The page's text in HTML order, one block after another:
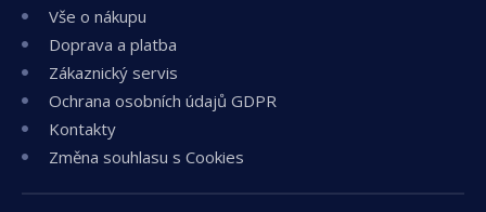
Vše o nákupu
Doprava a platba
Zákaznický servis
Ochrana osobních údajů GDPR
Kontakty
Změna souhlasu s Cookies